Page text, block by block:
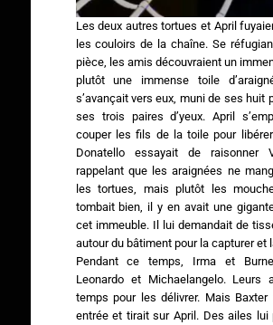
Les deux autres tortues et April
les couloirs de la chaîne. Se
pièce, les amis découvraient un
plutôt une immense toile
s’avançait vers eux, muni de ses huit
ses trois paires d’yeux. April
couper les fils de la toile pour
Donatello essayait de raisonner
rappelant que les araignées ne
les tortues, mais plutôt les
tombait bien, il y en avait une
cet immeuble. Il lui demandait de
autour du bâtiment pour la capturer et
Pendant ce temps, Irma et
Leonardo et Michaelangelo. Leurs
temps pour les délivrer. Mais
entrée et tirait sur April. Des ailes lui